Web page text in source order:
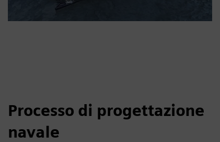
Processo di progettazione
navale